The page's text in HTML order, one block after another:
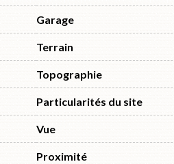
Garage
Terrain
Topographie
Particularités du site
Vue
Proximité